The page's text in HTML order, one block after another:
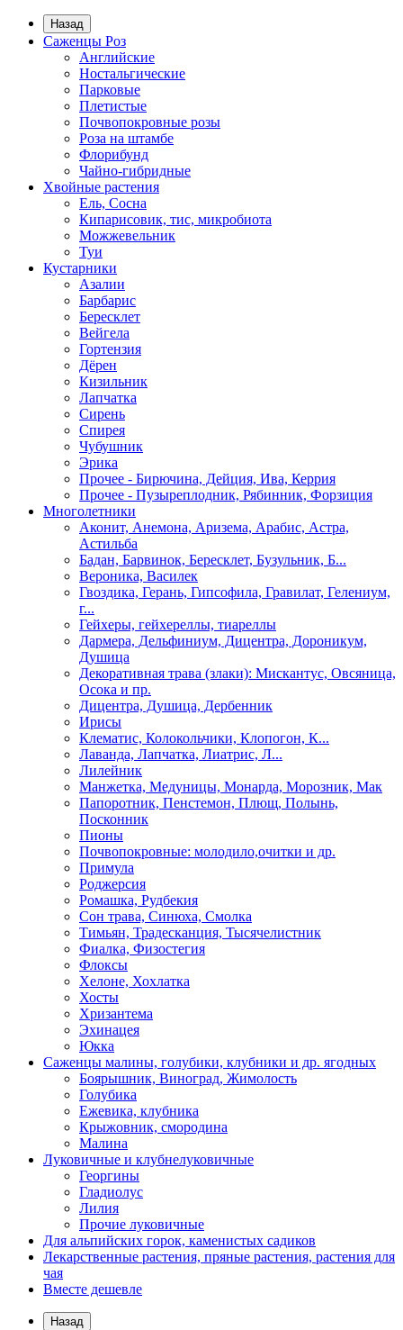
Назад
Саженцы Роз
Английские
Ностальгические
Парковые
Плетистые
Почвопокровные розы
Роза на штамбе
Флорибунд
Чайно-гибридные
Хвойные растения
Ель, Сосна
Кипарисовик, тис, микробиота
Можжевельник
Туи
Кустарники
Азалии
Барбарис
Бересклет
Вейгела
Гортензия
Дёрен
Кизильник
Лапчатка
Сирень
Спирея
Чубушник
Эрика
Прочее - Бирючина, Дейция, Ива, Керрия
Прочее - Пузыреплодник, Рябинник, Форзиция
Многолетники
Аконит, Анемона, Аризема, Арабис, Астра,
Астильба
Бадан, Барвинок, Бересклет, Бузульник, Б...
Вероника, Василек
Гвоздика, Герань, Гипсофила, Гравилат, Гелениум,
г...
Гейхеры, гейхереллы, тиареллы
Дармера, Дельфиниум, Дицентра, Дороникум,
Душица
Декоративная трава (злаки): Мискантус, Овсяница,
Осока и пр.
Дицентра, Душица, Дербенник
Ирисы
Клематис, Колокольчики, Клопогон, К...
Лаванда, Лапчатка, Лиатрис, Л...
Лилейник
Манжетка, Медуницы, Монарда, Морозник, Мак
Папоротник, Пенстемон, Плющ, Полынь,
Посконник
Пионы
Почвопокровные: молодило,очитки и др.
Примула
Роджерсия
Ромашка, Рудбекия
Сон трава, Синюха, Смолка
Тимьян, Традесканция, Тысячелистник
Фиалка, Физостегия
Флоксы
Хелоне, Хохлатка
Хосты
Хризантема
Эхинацея
Юкка
Саженцы малины, голубики, клубники и др. ягодных
Боярышник, Виноград, Жимолость
Голубика
Ежевика, клубника
Крыжовник, смородина
Малина
Луковичные и клубнелуковичные
Георгины
Гладиолус
Лилия
Прочие луковичные
Для альпийских горок, каменистых садиков
Лекарственные растения, пряные растения, растения для
чая
Вместе дешевле
Назад